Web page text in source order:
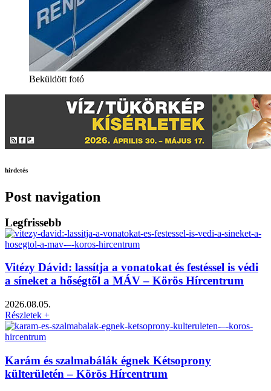
Beküldött fotó
hirdetés
Post navigation
Legfrissebb
Vitézy Dávid: lassítja a vonatokat és festéssel is védi
a síneket a hőségtől a MÁV – Körös Hírcentrum
2026.08.05.
Részletek +
Karám és szalmabálák égnek Kétsoprony
külterületén – Körös Hírcentrum